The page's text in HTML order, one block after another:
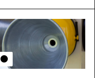
Círculo de lectura